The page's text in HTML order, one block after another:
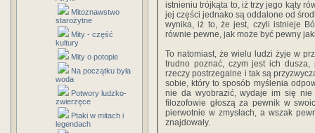
Mitoznawstwo
starożytne
Mity - część
kultury
Mity o potopie
Na początku była
woda
Potwory ludzko-
zwierzęce
Ptaki w mitach i
legendach
istnieniu trójkąta to, iż trzy jego kąty
jej części jednako są oddalone od
wynika, iż to, że jest, czyli istnieje
równie pewne, jak może być pewny
To natomiast, że wielu ludzi żyje w
trudno poznać, czym jest ich
rzeczy postrzegalne i tak są
sobie, który to sposób myślenia
nie da wyobrazić, wydaje im się
filozofowie głoszą za pewnik w
pierwotnie w zmysłach, a wszak
znajdowały.